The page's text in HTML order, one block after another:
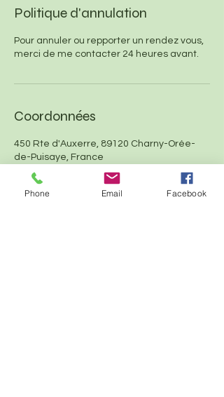
Politique d'annulation
Pour annuler ou repporter un rendez vous,
merci de me contacter 24 heures avant.
Coordonnées
450 Rte d'Auxerre, 89120 Charny-Orée-
de-Puisaye, France
+33646395241
annebertheaunaturopathe@gmail.com
Phone Email Facebook